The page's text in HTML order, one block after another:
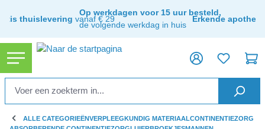
thuislevering vanaf € 29
Op werkdagen voor 15 uur besteld,
de volgende werkdag in huis
Erkende apotheek
ALLE CATEGORIEËNVERPLEEGKUNDIG MATERIAALCONTINENTIEZORG